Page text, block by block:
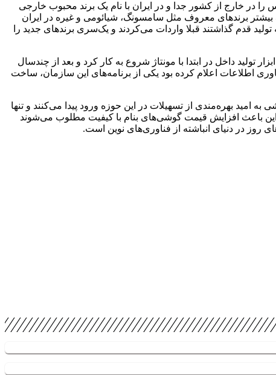
را در خارج از کشور جدا و در ایران با نام یک برند محبوب خارجی
برندهای معروف مثل سامسونگ، شیائومی و غیره در ایران
قدم گذاشتند قبلا واردات می‌کردند و یک‌سری برندهای جدید را
تولید داخل در ابتدا با مونتاژ شروع به کار کرد و بعد از چندسال
نرسیدند و سازمان فناوری اطلاعات اعلام کرده بود یکی از برنامه‌های این سازمان، ساخت
بهره‌مندی از تسهیلات در این حوزه ورود پیدا می‌کنند و تنها
این باعث افزایش قیمت گوشی‌های بنام با کیفیت مطلوب می‌شوند
روز در دنیای انباشته از فناوری‌های نوین است.